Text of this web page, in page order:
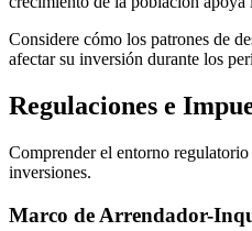
Considere cómo los patrones de
afectar su inversión durante los
Regulaciones e
Comprender el entorno
inversiones.
Marco de Arrendador-